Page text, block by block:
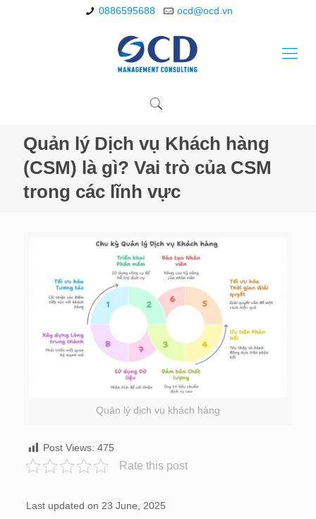
0886595688 ocd@ocd.vn
Quản lý Dịch vụ Khách hàng
(CSM) là gì? Vai trò của CSM
trong các lĩnh vực
Quản lý dịch vụ khách hàng
Post Views: 475
Rate this post
Last updated on 23 June, 2025